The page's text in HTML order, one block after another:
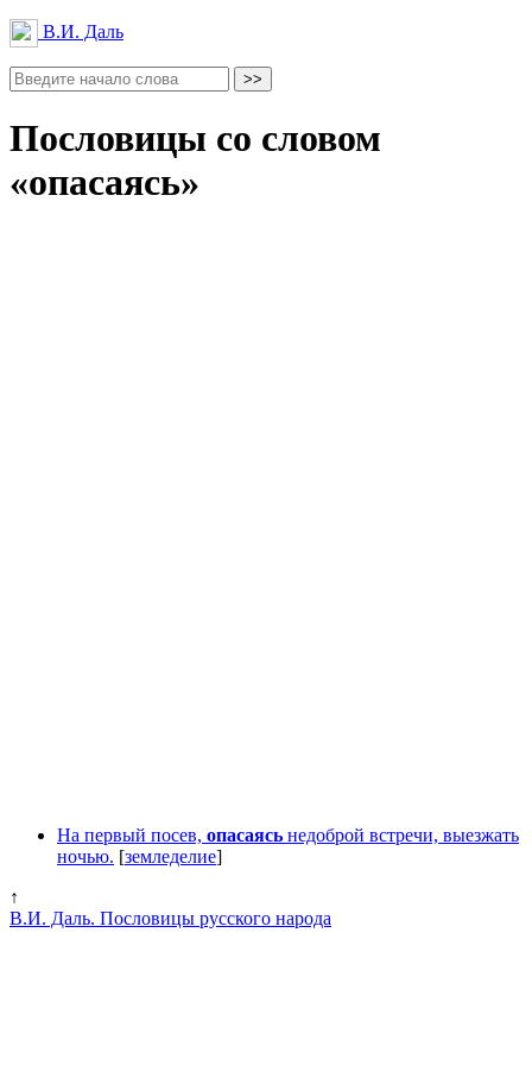
В.И. Даль
Пословицы со словом
«опасаясь»
На первый посев, опасаясь недоброй встречи, выезжать
ночью. [земледелие]
↑
В.И. Даль. Пословицы русского народа